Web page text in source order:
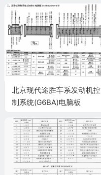
北京现代途胜车系发动机控
制系统(G6BA)电脑板